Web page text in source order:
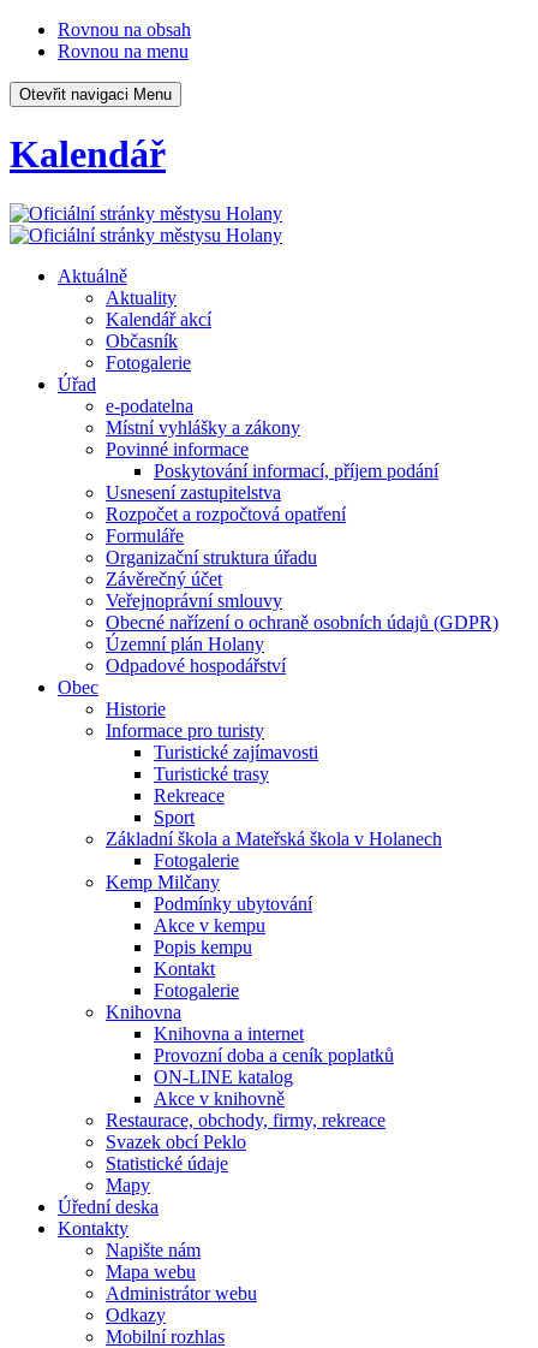
Rovnou na obsah
Rovnou na menu
Otevřit navigaci Menu
Kalendář
Aktuálně
Aktuality
Kalendář akcí
Občasník
Fotogalerie
Úřad
e-podatelna
Místní vyhlášky a zákony
Povinné informace
Poskytování informací, příjem podání
Usnesení zastupitelstva
Rozpočet a rozpočtová opatření
Formuláře
Organizační struktura úřadu
Závěrečný účet
Veřejnoprávní smlouvy
Obecné nařízení o ochraně osobních údajů (GDPR)
Územní plán Holany
Odpadové hospodářství
Obec
Historie
Informace pro turisty
Turistické zajímavosti
Turistické trasy
Rekreace
Sport
Základní škola a Mateřská škola v Holanech
Fotogalerie
Kemp Milčany
Podmínky ubytování
Akce v kempu
Popis kempu
Kontakt
Fotogalerie
Knihovna
Knihovna a internet
Provozní doba a ceník poplatků
ON-LINE katalog
Akce v knihovně
Restaurace, obchody, firmy, rekreace
Svazek obcí Peklo
Statistické údaje
Mapy
Úřední deska
Kontakty
Napište nám
Mapa webu
Administrátor webu
Odkazy
Mobilní rozhlas